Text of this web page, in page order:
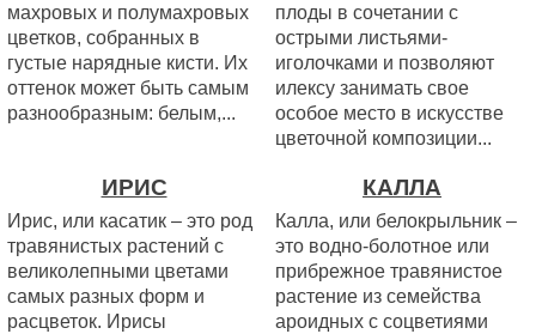
махровых и полумахровых
цветков, собранных в
густые нарядные кисти. Их
оттенок может быть самым
разнообразным: белым,...
плоды в сочетании с
острыми листьями-
иголочками и позволяют
илексу занимать свое
особое место в искусстве
цветочной композиции...
ИРИС
Ирис, или касатик – это род
травянистых растений с
великолепными цветами
самых разных форм и
расцветок. Ирисы
КАЛЛА
Калла, или белокрыльник –
это водно-болотное или
прибрежное травянистое
растение из семейства
ароидных с соцветиями